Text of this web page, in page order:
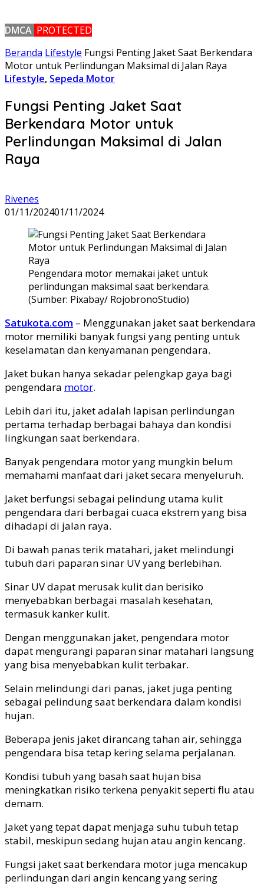
DMCA PROTECTED
Beranda Lifestyle Fungsi Penting Jaket Saat Berkendara
Motor untuk Perlindungan Maksimal di Jalan Raya
Lifestyle, Sepeda Motor
Fungsi Penting Jaket Saat
Berkendara Motor untuk
Perlindungan Maksimal di Jalan
Raya
Rivenes
01/11/202401/11/2024
Pengendara motor memakai jaket untuk
perlindungan maksimal saat berkendara.
(Sumber: Pixabay/ RojobronoStudio)
Satukota.com – Menggunakan jaket saat berkendara
motor memiliki banyak fungsi yang penting untuk
keselamatan dan kenyamanan pengendara.
Jaket bukan hanya sekadar pelengkap gaya bagi
pengendara motor.
Lebih dari itu, jaket adalah lapisan perlindungan
pertama terhadap berbagai bahaya dan kondisi
lingkungan saat berkendara.
Banyak pengendara motor yang mungkin belum
memahami manfaat dari jaket secara menyeluruh.
Jaket berfungsi sebagai pelindung utama kulit
pengendara dari berbagai cuaca ekstrem yang bisa
dihadapi di jalan raya.
Di bawah panas terik matahari, jaket melindungi
tubuh dari paparan sinar UV yang berlebihan.
Sinar UV dapat merusak kulit dan berisiko
menyebabkan berbagai masalah kesehatan,
termasuk kanker kulit.
Dengan menggunakan jaket, pengendara motor
dapat mengurangi paparan sinar matahari langsung
yang bisa menyebabkan kulit terbakar.
Selain melindungi dari panas, jaket juga penting
sebagai pelindung saat berkendara dalam kondisi
hujan.
Beberapa jenis jaket dirancang tahan air, sehingga
pengendara bisa tetap kering selama perjalanan.
Kondisi tubuh yang basah saat hujan bisa
meningkatkan risiko terkena penyakit seperti flu atau
demam.
Jaket yang tepat dapat menjaga suhu tubuh tetap
stabil, meskipun sedang hujan atau angin kencang.
Fungsi jaket saat berkendara motor juga mencakup
perlindungan dari angin kencang yang sering